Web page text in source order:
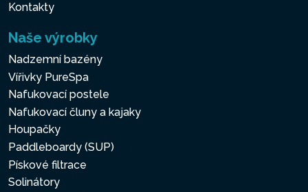
Kontakty
Naše výrobky
Nadzemní bazény
Vířivky PureSpa
Nafukovací postele
Nafukovací čluny a kajaky
Houpačky
Paddleboardy (SUP)
Pískové filtrace
Solinátory